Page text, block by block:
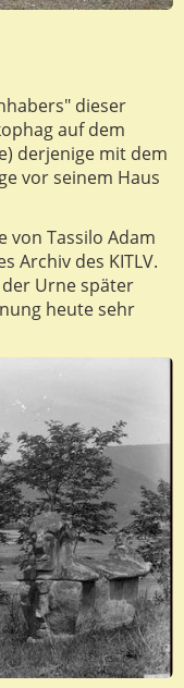
dieser
auf dem
derjenige mit dem
vor seinem Haus
von Tassilo Adam
Archiv des KITLV.
Urne später
heute sehr